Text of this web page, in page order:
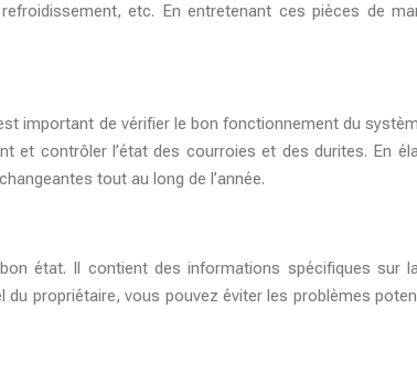
etc. En entretenant ces pièces de
important de vérifier le bon fonctionnement du
contrôler l’état des courroies et des durites. En
tout au long de l’année.
état. Il contient des informations spécifiques sur
propriétaire, vous pouvez éviter les problèmes